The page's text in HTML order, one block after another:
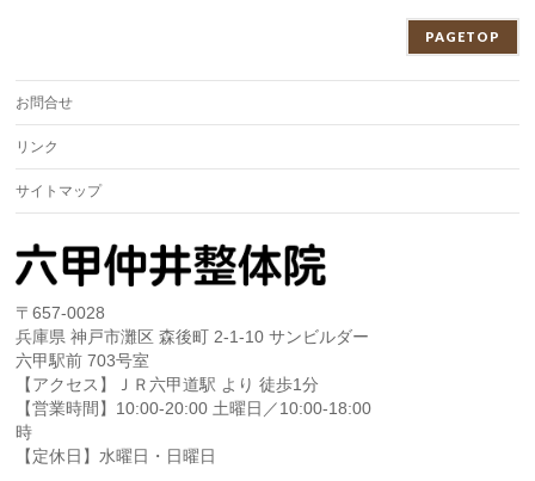
PAGETOP
お問合せ
リンク
サイトマップ
〒657-0028
兵庫県 神戸市灘区 森後町 2-1-10 サンビルダー
六甲駅前 703号室
【アクセス】ＪＲ六甲道駅 より 徒歩1分
【営業時間】10:00-20:00 土曜日／10:00-18:00
時
【定休日】水曜日・日曜日